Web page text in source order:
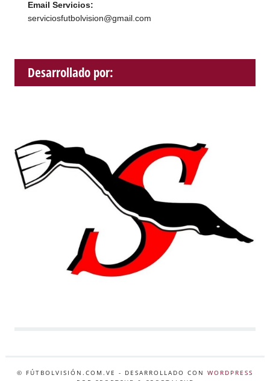
Email Servicios:
serviciosfutbolvision@gmail.com
Desarrollado por:
© FÚTBOLVISIÓN.COM.VE - DESARROLLADO CON WORDPRESS